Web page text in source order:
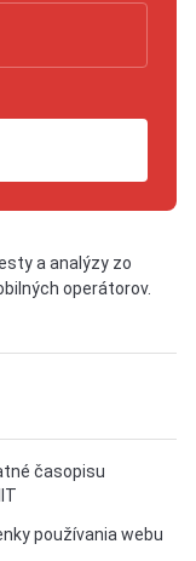
a analýzy zo
operátorov.
časopisu
používania webu